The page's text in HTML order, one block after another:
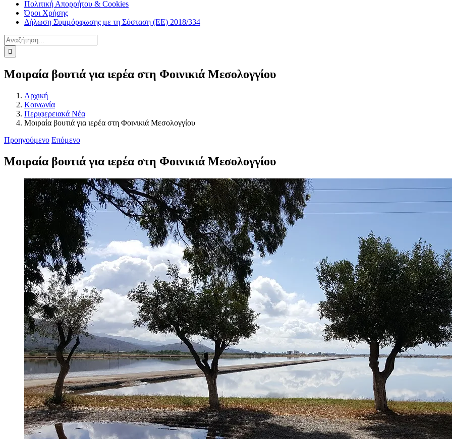
Πολιτική Απορρήτου & Cookies
Όροι Χρήσης
Δήλωση Συμμόρφωσης με τη Σύσταση (ΕΕ) 2018/334
Αναζήτηση
για:
Μοιραία βουτιά για ιερέα στη Φοινικιά Μεσολογγίου
Αρχική
Κοινωνία
Περιφερειακά Νέα
Μοιραία βουτιά για ιερέα στη Φοινικιά Μεσολογγίου
Προηγούμενο Επόμενο
Μοιραία βουτιά για ιερέα στη Φοινικιά Μεσολογγίου
Προβολή
μεγαλύτερης
εικόνας